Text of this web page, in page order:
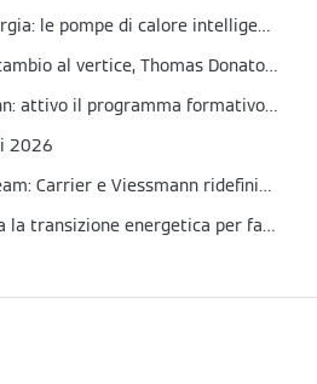
La nuova era dell’energia: le pompe di calore intelligenti Viessmann
Carrier annuncia un cambio al vertice, Thomas Donato nominato presidente
Accademia Viessmann: attivo il programma formativo del primo semestre 2026
2026
Power Play as One Team: Carrier e Viessmann ridefiniscono l’approccio al mercato HVAC in Italia
Viessmann semplifica la transizione energetica per famiglie e installatori